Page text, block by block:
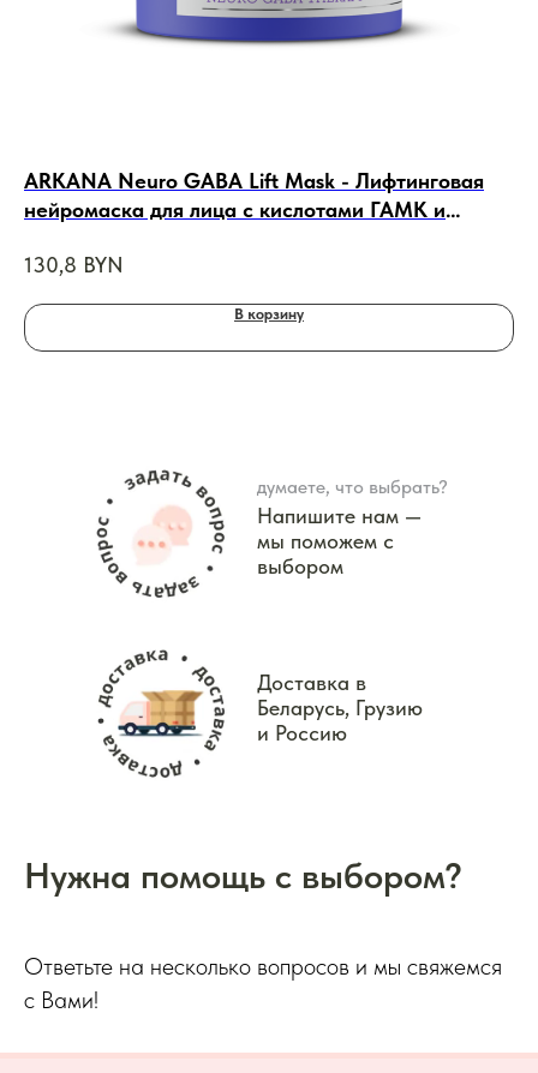
ARKANA Neuro GABA Lift Mask - Лифтинговая
нейромаска для лица с кислотами ГАМК и
130,8 BYN
В корзину
думаете, что выбрать?
Напишите нам —
мы поможем с
выбором
Доставка в
Беларусь, Грузию
и Россию
Нужна помощь с выбором?
Ответьте на несколько вопросов и мы свяжемся
с Вами!